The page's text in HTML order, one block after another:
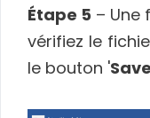
Étape 5 – Une
vérifiez le
le bouton 'Save